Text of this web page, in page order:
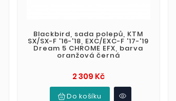
Blackbird, sada polepů, KTM
SX/SX-F '16-'18, EXC/EXC-F '17-'19
Dream 5 CHROME EFX, barva
oranžová černá
2 309 KčCena
Do košíku